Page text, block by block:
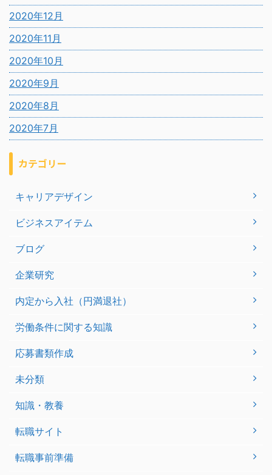
2020年12月
2020年11月
2020年10月
2020年9月
2020年8月
2020年7月
カテゴリー
キャリアデザイン
ビジネスアイテム
ブログ
企業研究
内定から入社（円満退社）
労働条件に関する知識
応募書類作成
未分類
知識・教養
転職サイト
転職事前準備